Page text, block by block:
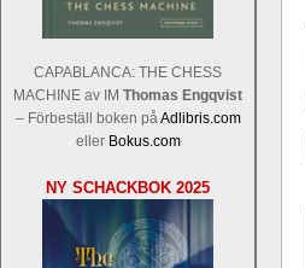
CAPABLANCA: THE CHESS
MACHINE av IM Thomas Engqvist
– Förbeställ boken påAdlibris.com
eller Bokus.com
NY SCHACKBOK 2025